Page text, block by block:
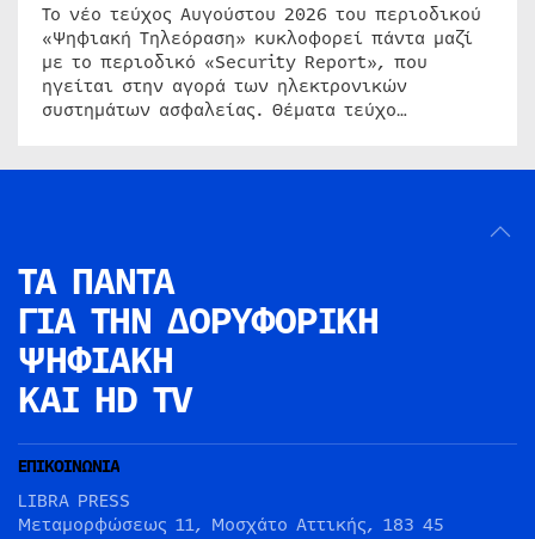
Το νέο τεύχος Αυγούστου 2026 του περιοδικού
«Ψηφιακή Τηλεόραση» κυκλοφορεί πάντα μαζί
με το περιοδικό «Security Report», που
ηγείται στην αγορά των ηλεκτρονικών
συστημάτων ασφαλείας. Θέματα τεύχο…
ΤΑ ΠΑΝΤΑ
ΓΙΑ ΤΗΝ ΔΟΡΥΦΟΡΙΚΗ
ΨΗΦΙΑΚΗ
ΚΑΙ HD TV
ΕΠΙΚΟΙΝΩΝΙΑ
LIBRA PRESS
Μεταμορφώσεως 11, Μοσχάτο Αττικής, 183 45